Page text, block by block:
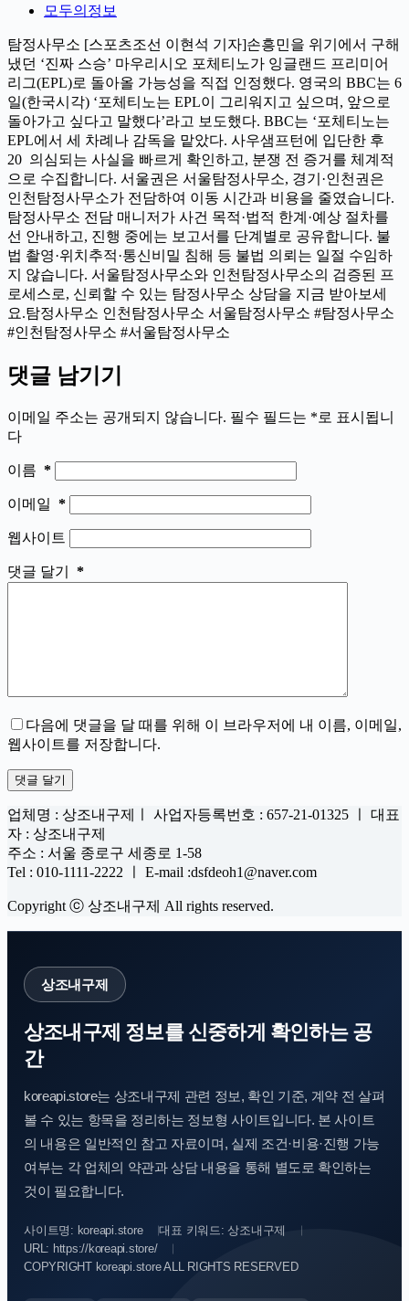
모두의정보
탐정사무소 [스포츠조선 이현석 기자]손흥민을 위기에서 구해
냈던 ‘진짜 스승’ 마우리시오 포체티노가 잉글랜드 프리미어
리그(EPL)로 돌아올 가능성을 직접 인정했다. 영국의 BBC는 6
일(한국시각) ‘포체티노는 EPL이 그리워지고 싶으며, 앞으로
돌아가고 싶다고 말했다’라고 보도했다. BBC는 ‘포체티노는
EPL에서 세 차례나 감독을 맡았다. 사우샘프턴에 입단한 후
20 의심되는 사실을 빠르게 확인하고, 분쟁 전 증거를 체계적
으로 수집합니다. 서울권은 서울탐정사무소, 경기·인천권은
인천탐정사무소가 전담하여 이동 시간과 비용을 줄였습니다.
탐정사무소 전담 매니저가 사건 목적·법적 한계·예상 절차를
선 안내하고, 진행 중에는 보고서를 단계별로 공유합니다. 불
법 촬영·위치추적·통신비밀 침해 등 불법 의뢰는 일절 수임하
지 않습니다. 서울탐정사무소와 인천탐정사무소의 검증된 프
로세스로, 신뢰할 수 있는 탐정사무소 상담을 지금 받아보세
요.탐정사무소 인천탐정사무소 서울탐정사무소 #탐정사무소
#인천탐정사무소 #서울탐정사무소
댓글 남기기
이메일 주소는 공개되지 않습니다. 필수 필드는 *로 표시됩니
다
이름 *
이메일 *
웹사이트
댓글 달기 *
다음에 댓글을 달 때를 위해 이 브라우저에 내 이름, 이메일,
웹사이트를 저장합니다.
댓글 달기
업체명 : 상조내구제ㅣ 사업자등록번호 : 657-21-01325 ㅣ 대표
자 : 상조내구제
주소 : 서울 종로구 세종로 1-58
Tel : 010-1111-2222 ㅣ E-mail :dsfdeoh1@naver.com
Copyright ⓒ 상조내구제 All rights reserved.
상조내구제
상조내구제 정보를 신중하게 확인하는 공
간
koreapi.store는 상조내구제 관련 정보, 확인 기준, 계약 전 살펴
볼 수 있는 항목을 정리하는 정보형 사이트입니다. 본 사이트
의 내용은 일반적인 참고 자료이며, 실제 조건·비용·진행 가능
여부는 각 업체의 약관과 상담 내용을 통해 별도로 확인하는
것이 필요합니다.
사이트명: koreapi.store
대표 키워드: 상조내구제
URL: https://koreapi.store/
COPYRIGHT koreapi.store ALL RIGHTS RESERVED